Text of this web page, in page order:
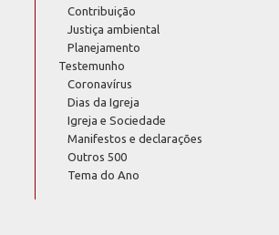
Contribuição
Justiça ambiental
Planejamento
Testemunho
Coronavírus
Dias da Igreja
Igreja e Sociedade
Manifestos e declarações
Outros 500
Tema do Ano